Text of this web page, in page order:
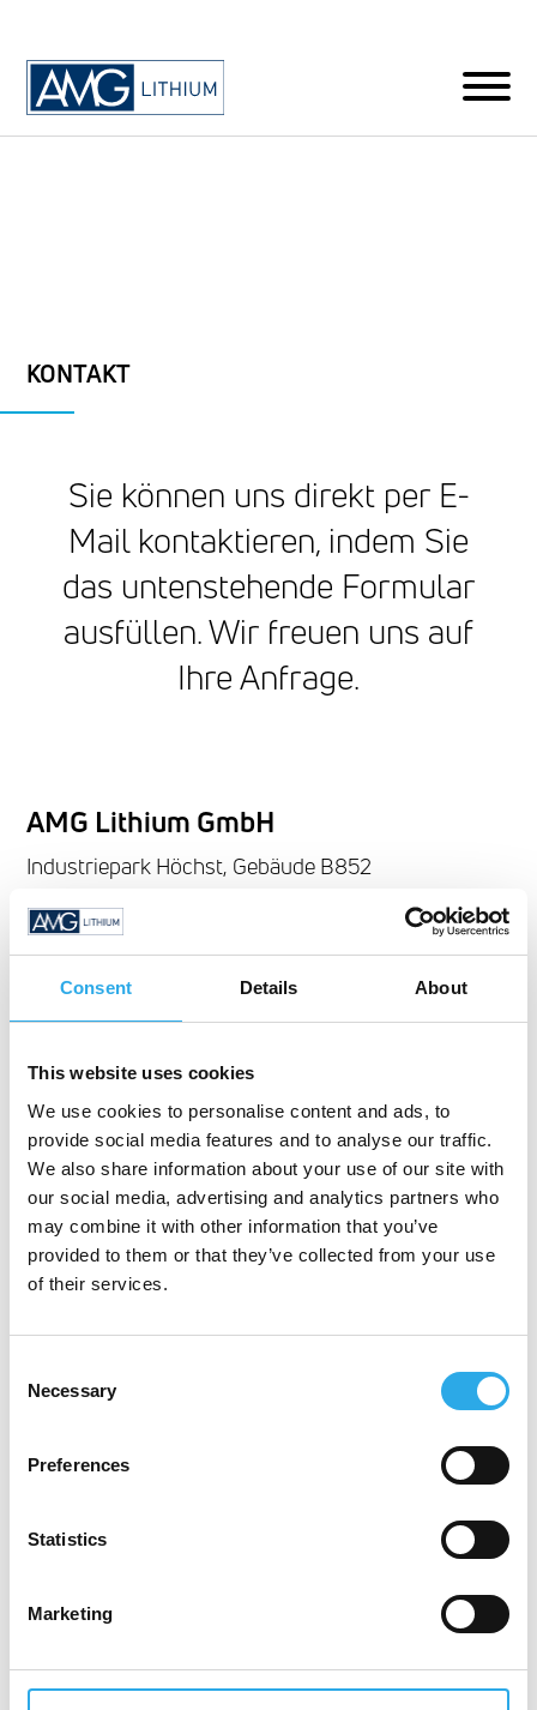
Consent Details About
This website uses cookies
We use cookies to personalise content and ads, to
provide social media features and to analyse our traffic.
We also share information about your use of our site with
our social media, advertising and analytics partners who
may combine it with other information that you’ve
provided to them or that they’ve collected from your use
of their services.
Selection
Necessary
Preferences
Statistics
Marketing
KONTAKT
Sie können uns direkt per E-
Mail kontaktieren, indem Sie
das untenstehende Formular
ausfüllen. Wir freuen uns auf
Ihre Anfrage.
AMG Lithium GmbH
Industriepark Höchst, Gebäude B852
Deutschland
Datenschutzhinweise.
* Pflichtfeld
Geben Sie die nachfolgende Zeichenfolge korrekt